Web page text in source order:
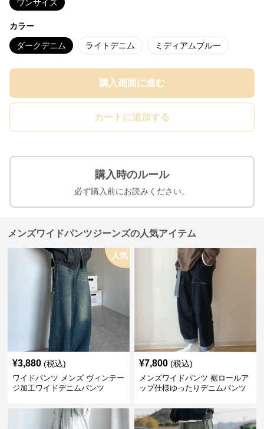
ワンサイズ
カラー
ダークデニム ライトデニム ミディアムブルー
購入画面に進む
カートに追加する
購入時のルール
必ず購入前にお読みください。
メンズワイドパンツジーンズの人気アイテム
人気
¥3,880 (税込)
ワイドパンツ メンズ ヴィンテー
ジ加工ワイドデニムパンツ
¥7,800 (税込)
メンズワイドパンツ 裾ロールア
ップ仕様ゆったりデニムパンツ